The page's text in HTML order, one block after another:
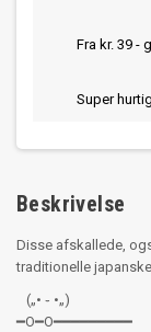
Fra kr. 39 -
Super
Beskrivelse
Disse afskallede,
traditionelle
(„• ֊ •„)
━O━O━━━━━━━━━